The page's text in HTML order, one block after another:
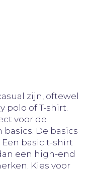
zijn, oftewel
polo of T-shirt.
voor de
De basics
basic t-shirt
een high-end
Kies voor